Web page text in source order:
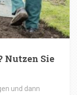
Nutzen Sie
und dann